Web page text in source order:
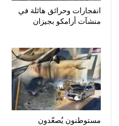
انفجارات وحرائق هائلة في
منشآت أرامكو بجيزان
مستوطنون يُصعّدون